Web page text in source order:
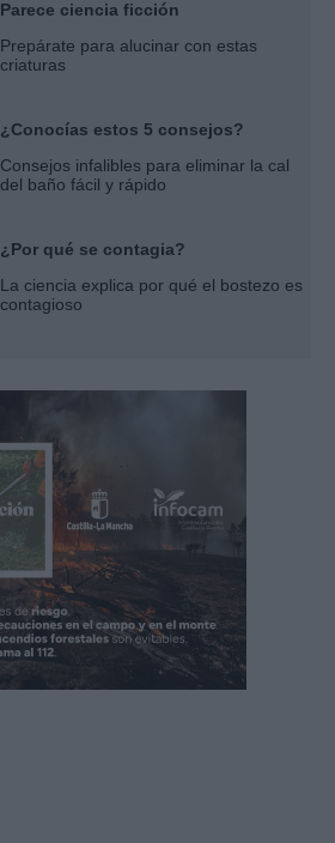
Parece ciencia ficción
Prepárate para alucinar con estas
criaturas
¿Conocías estos 5 consejos?
Consejos infalibles para eliminar la cal
del baño fácil y rápido
¿Por qué se contagia?
La ciencia explica por qué el bostezo es
contagioso